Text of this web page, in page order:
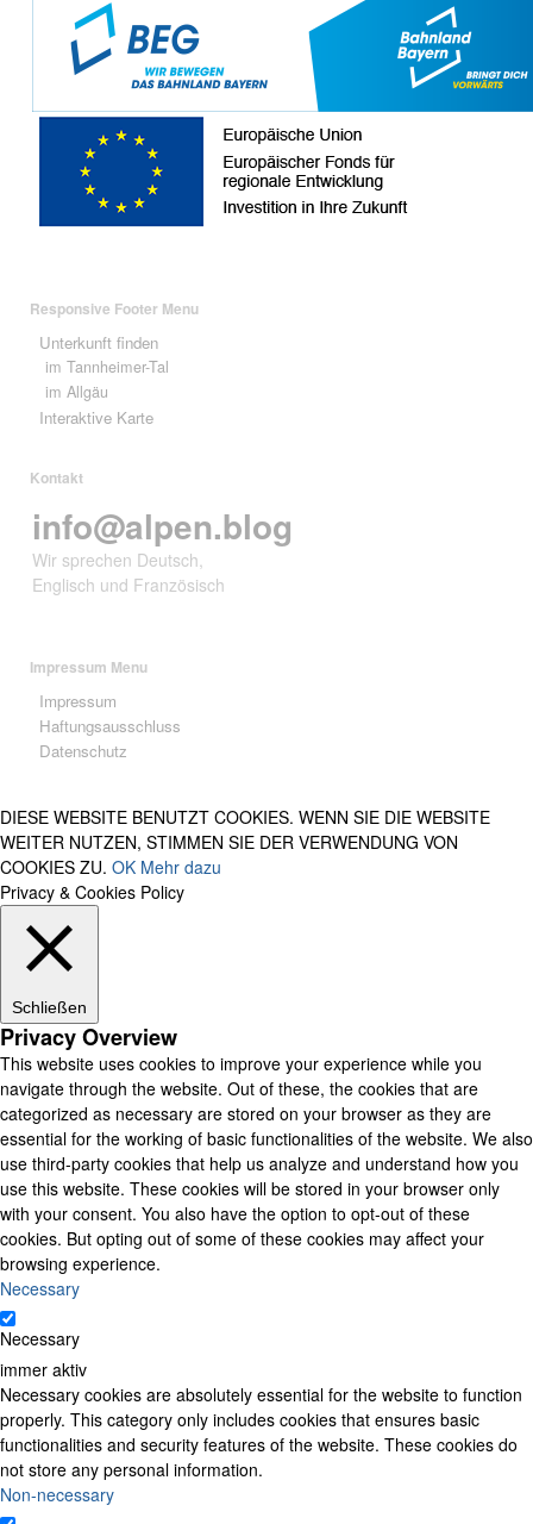
Responsive Footer Menu
Unterkunft finden
im Tannheimer-Tal
im Allgäu
Interaktive Karte
Kontakt
info@alpen.blog
Wir sprechen Deutsch,
Englisch und Französisch
Impressum Menu
Impressum
Haftungsausschluss
Datenschutz
DIESE WEBSITE BENUTZT COOKIES. WENN SIE DIE WEBSITE
WEITER NUTZEN, STIMMEN SIE DER VERWENDUNG VON
COOKIES ZU. OK Mehr dazu
Privacy & Cookies Policy
Schließen
Privacy Overview
This website uses cookies to improve your experience while you
navigate through the website. Out of these, the cookies that are
categorized as necessary are stored on your browser as they are
essential for the working of basic functionalities of the website. We also
use third-party cookies that help us analyze and understand how you
use this website. These cookies will be stored in your browser only
with your consent. You also have the option to opt-out of these
cookies. But opting out of some of these cookies may affect your
browsing experience.
Necessary
Necessary
immer aktiv
Necessary cookies are absolutely essential for the website to function
properly. This category only includes cookies that ensures basic
functionalities and security features of the website. These cookies do
not store any personal information.
Non-necessary